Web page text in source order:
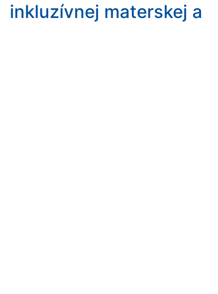
inkluzívnej materskej a